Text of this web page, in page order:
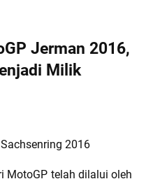
Jerman 2016,
Milik
2016
MotoGP telah dilalui oleh